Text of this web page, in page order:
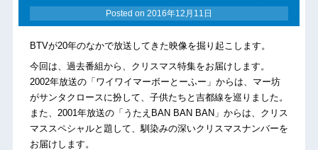
Posted on 2016年12月11日
BTVが20年のなかで放送してきた映像を掘り起こします。
今回は、過去番組から、クリスマス特集をお届けします。
2002年放送の「ワイワイマーボーとーふー」からは、マー坊
がサンタクロースに扮して、子供たちと吉都線を巡りました。
また、2001年放送の「うたえBAN BAN BAN」からは、クリス
マススペシャルと題して、馴染みの深いクリスマスナンバーを
お届けします。